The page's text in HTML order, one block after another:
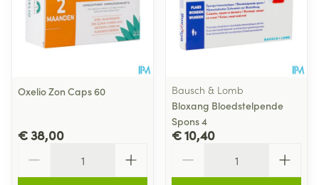
Oxelio Zon Caps 60
€ 38,00
Bausch & Lomb
Bloxang Bloedstelpende
Spons 4
€ 10,40